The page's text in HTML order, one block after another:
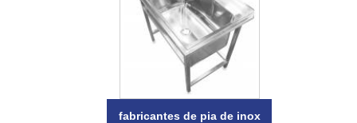
fabricantes de pia de inox